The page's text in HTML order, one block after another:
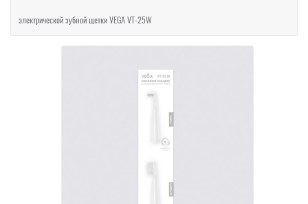
электрической зубной щетки VEGA VT-25W